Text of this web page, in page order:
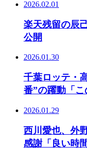
2026.02.01
楽天残留の辰
公開
2026.01.30
千葉ロッテ・
番”の躍動「こ
2026.01.29
西川愛也、外
感謝「良い時